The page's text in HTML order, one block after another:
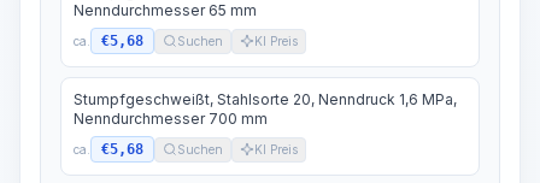
Nenndurchmesser 65 mm
ca. €5,68 Suchen KI Preis
Stumpfgeschweißt, Stahlsorte 20, Nenndruck 1,6 MPa,
Nenndurchmesser 700 mm
ca. €5,68 Suchen KI Preis